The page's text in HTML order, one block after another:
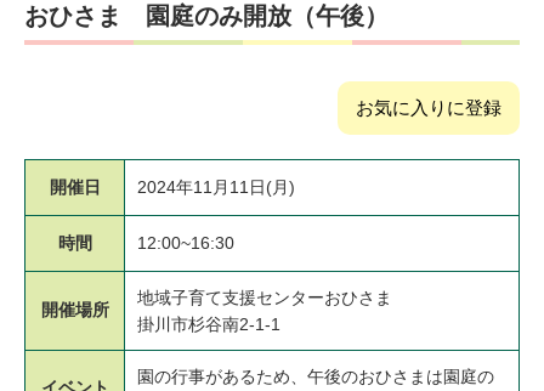
おひさま 園庭のみ開放（午後）
お気に入りに登録
開催日 2024年11月11日(月)
時間 12:00~16:30
開催場所
地域子育て支援センターおひさま
掛川市杉谷南2-1-1
イベント
園の行事があるため、午後のおひさまは園庭の